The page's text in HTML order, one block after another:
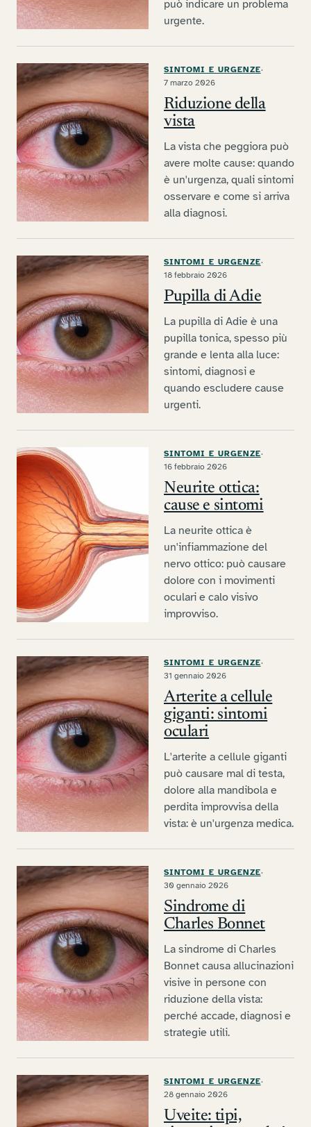
può indicare un problema
urgente.
SINTOMI E URGENZE·
7 marzo 2026
Riduzione della
vista
La vista che peggiora può
avere molte cause: quando
è un'urgenza, quali sintomi
osservare e come si arriva
alla diagnosi.
SINTOMI E URGENZE·
18 febbraio 2026
Pupilla di Adie
La pupilla di Adie è una
pupilla tonica, spesso più
grande e lenta alla luce:
sintomi, diagnosi e
quando escludere cause
urgenti.
SINTOMI E URGENZE·
16 febbraio 2026
Neurite ottica:
cause e sintomi
La neurite ottica è
un'infiammazione del
nervo ottico: può causare
dolore con i movimenti
oculari e calo visivo
improvviso.
SINTOMI E URGENZE·
31 gennaio 2026
Arterite a cellule
giganti: sintomi
oculari
L'arterite a cellule giganti
può causare mal di testa,
dolore alla mandibola e
perdita improvvisa della
vista: è un'urgenza medica.
SINTOMI E URGENZE·
30 gennaio 2026
Sindrome di
Charles Bonnet
La sindrome di Charles
Bonnet causa allucinazioni
visive in persone con
riduzione della vista:
perché accade, diagnosi e
strategie utili.
SINTOMI E URGENZE·
28 gennaio 2026
Uveite: tipi,